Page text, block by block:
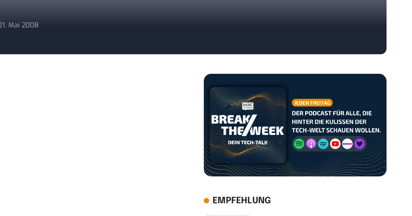
Mai 2008
EMPFEHLUNG